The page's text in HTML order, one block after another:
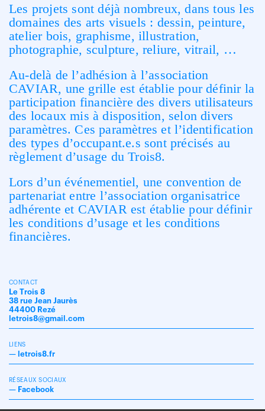
Les projets sont déjà nombreux, dans tous les
domaines des arts visuels : dessin, peinture,
atelier bois, graphisme, illustration,
photographie, sculpture, reliure, vitrail, …
Au-delà de l’adhésion à l’association
CAVIAR, une grille est établie pour définir la
participation financière des divers utilisateurs
des locaux mis à disposition, selon divers
paramètres. Ces paramètres et l’identification
des types d’occupant.e.s sont précisés au
règlement d’usage du Trois8.
Lors d’un événementiel, une convention de
partenariat entre l’association organisatrice
adhérente et CAVIAR est établie pour définir
les conditions d’usage et les conditions
financières.
CONTACT
Le Trois 8
38 rue Jean Jaurès
44400 Rezé
letrois8@gmail.com
LIENS
— letrois8.fr
RÉSEAUX SOCIAUX
— Facebook